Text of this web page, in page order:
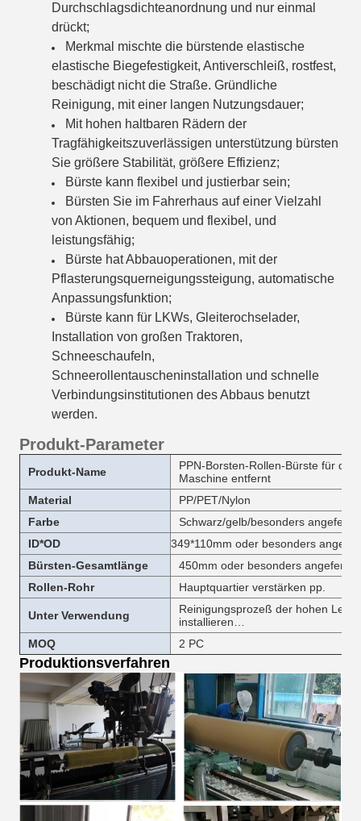
Durchschlagsdichteanordnung und nur einmal
drückt;
Merkmal mischte die bürstende elastische
elastische Biegefestigkeit, Antiverschleiß, rostfest,
beschädigt nicht die Straße. Gründliche
Reinigung, mit einer langen Nutzungsdauer;
Mit hohen haltbaren Rädern der
Tragfähigkeitszuverlässigen unterstützung bürsten
Sie größere Stabilität, größere Effizienz;
Bürste kann flexibel und justierbar sein;
Bürsten Sie im Fahrerhaus auf einer Vielzahl
von Aktionen, bequem und flexibel, und
leistungsfähig;
Bürste hat Abbauoperationen, mit der
Pflasterungsquerneigungssteigung, automatische
Anpassungsfunktion;
Bürste kann für LKWs, Gleiterochselader,
Installation von großen Traktoren,
Schneeschaufeln,
Schneerollentauscheninstallation und schnelle
Verbindungsinstitutionen des Abbaus benutzt
werden.
Produkt-Parameter
Produkt-Name
PPN-Borsten-Rollen-Bürste für
Maschine entfernt
Material
PP/PET/Nylon
Farbe
Schwarz/gelb/besonders
ID*OD
349*110mm oder besonders
Bürsten-Gesamtlänge
450mm oder besonders angefertigt
Rollen-Rohr
Hauptquartier verstärken pp.
Unter Verwendung
Reinigungsprozeß der hohen
installieren…
MOQ
2 PC
Produktionsverfahren